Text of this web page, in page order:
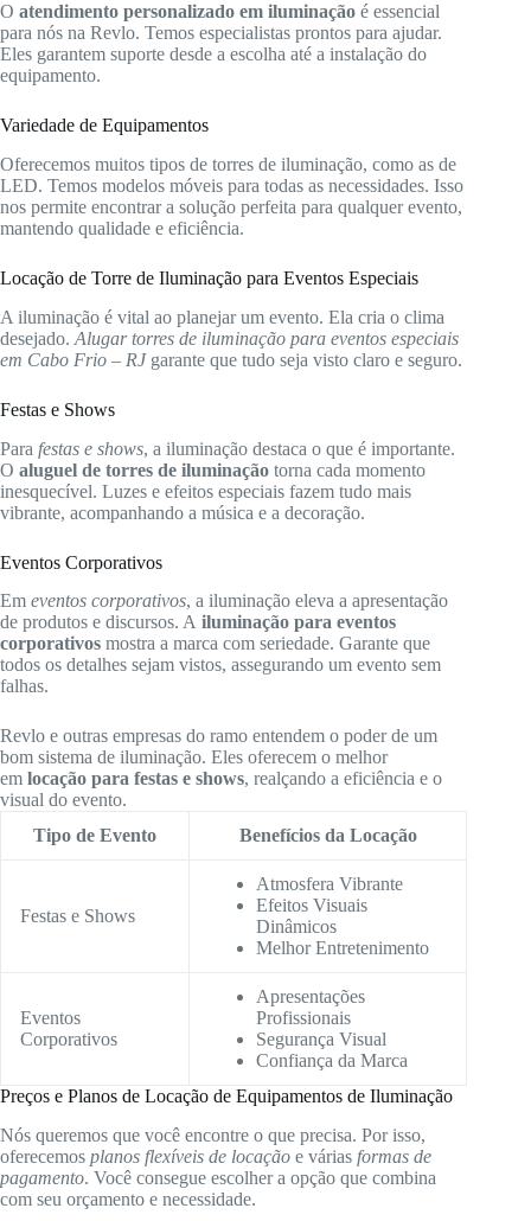
O atendimento personalizado em iluminação é essencial
para nós na Revlo. Temos especialistas prontos para ajudar.
Eles garantem suporte desde a escolha até a instalação do
equipamento.
Variedade de Equipamentos
Oferecemos muitos tipos de torres de iluminação, como as de
LED. Temos modelos móveis para todas as necessidades. Isso
nos permite encontrar a solução perfeita para qualquer evento,
mantendo qualidade e eficiência.
Locação de Torre de Iluminação para Eventos Especiais
A iluminação é vital ao planejar um evento. Ela cria o clima
desejado. Alugar torres de iluminação para eventos especiais
em Cabo Frio – RJgarante que tudo seja visto claro e seguro.
Festas e Shows
Para festas e shows, a iluminação destaca o que é importante.
O aluguel de torres de iluminação torna cada momento
inesquecível. Luzes e efeitos especiais fazem tudo mais
vibrante, acompanhando a música e a decoração.
Eventos Corporativos
Em eventos corporativos, a iluminação eleva a apresentação
de produtos e discursos. A iluminação para eventos
corporativos mostra a marca com seriedade. Garante que
todos os detalhes sejam vistos, assegurando um evento sem
falhas.
Revlo e outras empresas do ramo entendem o poder de um
bom sistema de iluminação. Eles oferecem o melhor
em locação para festas e shows, realçando a eficiência e o
visual do evento.
Tipo de Evento
Benefícios da Locação
Festas e Shows
Atmosfera Vibrante
Efeitos Visuais
Dinâmicos
Melhor Entretenimento
Eventos
Corporativos
Apresentações
Profissionais
Segurança Visual
Confiança da Marca
Preços e Planos de Locação de Equipamentos de Iluminação
Nós queremos que você encontre o que precisa. Por isso,
oferecemos planos flexíveis de locação e várias formas de
pagamento. Você consegue escolher a opção que combina
com seu orçamento e necessidade.